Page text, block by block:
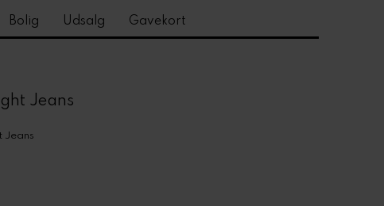
Bolig Udsalg Gavekort
Jeans
Jeans